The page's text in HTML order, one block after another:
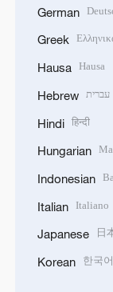
German
Greek
Hausa Hausa
Hebrew עברית
Hindi हिन्दी
Hungarian
Indonesian
Italian Italiano
Japanese 日
Korean 한국어